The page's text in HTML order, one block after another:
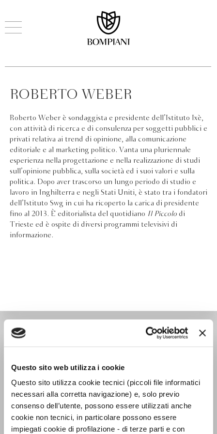
Questo sito web utilizza i cookie
Questo sito utilizza cookie tecnici (piccoli file informatici
necessari alla corretta navigazione) e, solo previo
consenso dell’utente, possono essere utilizzati anche
cookie non tecnici, in particolare possono essere
impiegati cookie di profilazione - di terze parti e con
ROBERTO WEBER
Roberto Weber è sondaggista e presidente dell’Istituto Ixè,
con attività di ricerca e di consulenza per soggetti pubblici e
privati relativa ai trend di opinione, alla comunicazione
editoriale e al marketing politico. Vanta una pluriennale
esperienza nella progettazione e nella realizzazione di studi
sull’opinione pubblica, sulla società ed i suoi valori e sulla
politica. Dopo aver trascorso un lungo periodo di studio e
lavoro in Inghilterra e negli Stati Uniti, è stato tra i fondatori
dell’Istituto Swg in cui ha ricoperto la carica di presidente
fino al 2013. È editorialista del quotidiano Il Piccolo di
Trieste ed è ospite di diversi programmi televisivi di
informazione.
OVERLOOK